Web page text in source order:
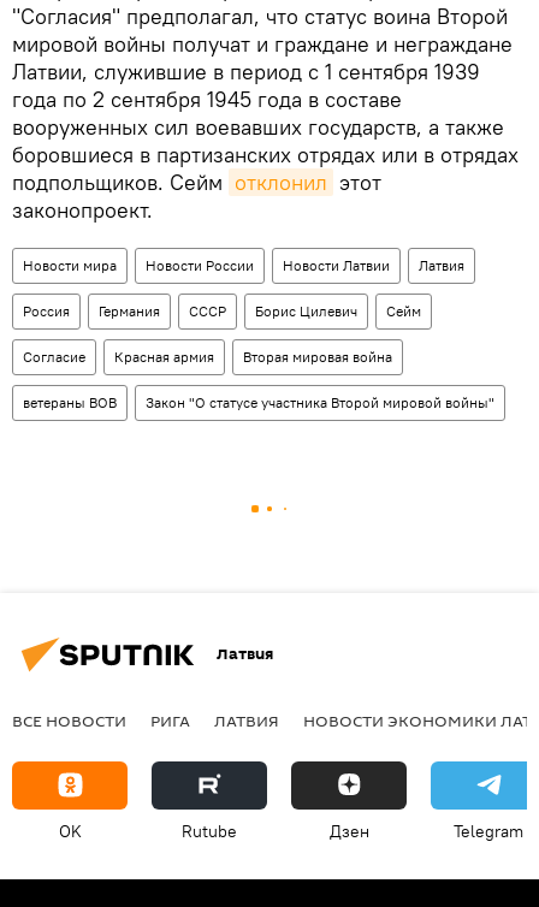
"Согласия" предполагал, что статус воина Второй
мировой войны получат и граждане и неграждане
Латвии, служившие в период с 1 сентября 1939
года по 2 сентября 1945 года в составе
вооруженных сил воевавших государств, а также
боровшиеся в партизанских отрядах или в отрядах
подпольщиков. Сейм отклонил этот
законопроект.
Новости мира Новости России Новости Латвии Латвия
Россия Германия СССР Борис Цилевич Сейм
Согласие Красная армия Вторая мировая война
ветераны ВОВ Закон "О статусе участника Второй мировой войны"
Латвия
ВСЕ НОВОСТИ РИГА ЛАТВИЯ НОВОСТИ ЭКОНОМИКИ
OK Rutube Дзен Telegram